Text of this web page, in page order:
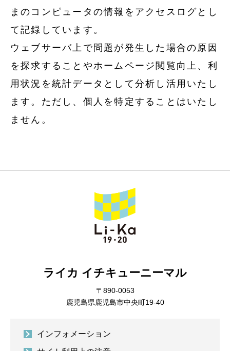
まのコンピュータの情報をアクセスログとし
て記録しています。
ウェブサーバ上で問題が発生した場合の原因
を探求することやホームページ閲覧向上、利
用状況を統計データとして分析し活用いたし
ます。ただし、個人を特定することはいたし
ません。
ライカ イチキューニーマル
〒890-0053
鹿児島県鹿児島市中央町19-40
インフォメーション